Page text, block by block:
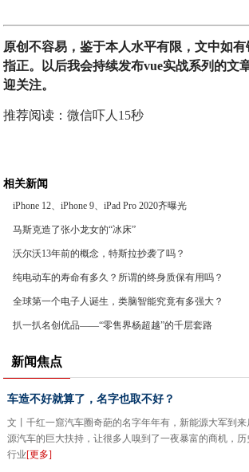
原创不容易，鉴于本人水平有限，文中如
指正。以后我会持续发布vue实战系列的文
迎关注。
推荐阅读：微信吓人15秒
相关新闻
iPhone 12、iPhone 9、iPad Pro 2020齐曝光
马斯克造了张小龙女的“冰床”
沃尔沃13年前的概念，特斯拉抄袭了吗？
纯电动车的寿命有多久？所谓的终身质保有用吗？
全球第一个电子人诞生，类脑智能究竟有多强大？
扒一扒名创优品——“零售界杨超越”的千层套路
新闻焦点
车造不好就算了，名字也取不好？
文丨千红一窟汽车圈奇葩的名字年年有，新能源大军到
源汽车的巨大扶持，让很多人嗅到了一夜暴富的商机，
行业[更多]